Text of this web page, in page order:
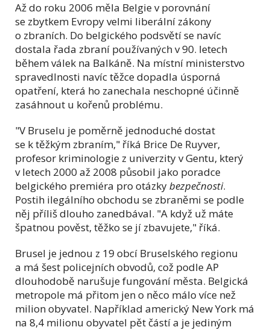
Až do roku 2006 měla Belgie v porovnání
se zbytkem Evropy velmi liberální zákony
o zbraních. Do belgického podsvětí se navíc
dostala řada zbraní používaných v 90. letech
během válek na Balkáně. Na místní ministerstvo
spravedlnosti navíc těžce dopadla úsporná
opatření, která ho zanechala neschopné účinně
zasáhnout u kořenů problému.
"V Bruselu je poměrně jednoduché dostat
se k těžkým zbraním," říká Brice De Ruyver,
profesor kriminologie z univerzity v Gentu, který
v letech 2000 až 2008 působil jako poradce
belgického premiéra pro otázkybezpečnosti.
Postih ilegálního obchodu se zbraněmi se podle
něj příliš dlouho zanedbával. "A když už máte
špatnou pověst, těžko se jí zbavujete," říká.
Brusel je jednou z 19 obcí Bruselského regionu
a má šest policejních obvodů, což podle AP
dlouhodobě narušuje fungování města. Belgická
metropole má přitom jen o něco málo více než
milion obyvatel. Například americký New York má
na 8,4 milionu obyvatel pět částí a je jediným